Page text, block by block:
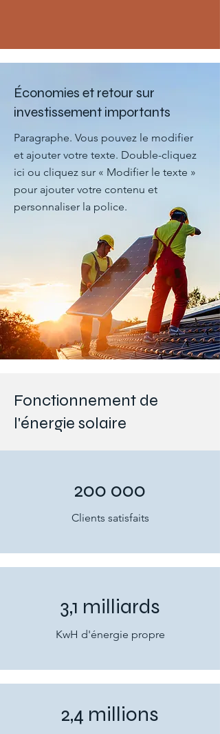
Économies et retour sur
investissement importants
Paragraphe. Vous pouvez le modifier
et ajouter votre texte. Double-cliquez
ici ou cliquez sur « Modifier le texte »
pour ajouter votre contenu et
personnaliser la police.
Fonctionnement de
l'énergie solaire
200 ooo
Clients satisfaits
3,1 milliards
KwH d'énergie propre
2,4 millions